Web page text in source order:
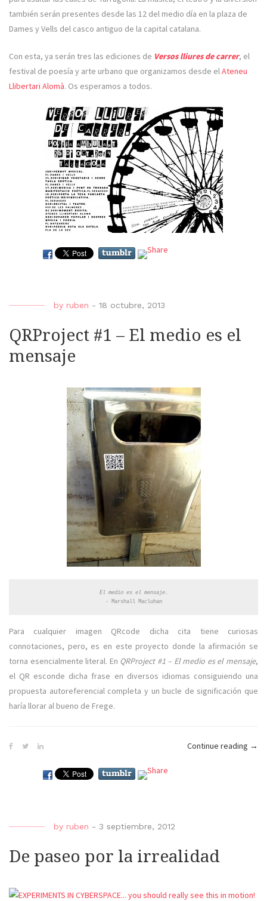
también serán presentes desde las 12 del medio día en la plaza de
Dames y Vells del casco antiguo de la capital catalana.
Con esta, ya serán tres las ediciones de Versos lliures de carrer, el
festival de poesía y arte urbano que organizamos desde elAteneu
Llibertari Alomà. Os esperamos a todos.
by ruben - 18 octubre, 2013
QRProject #1 – El medio es el
mensaje
El medio es el mensaje.
- Marshall Macluhan
Para cualquier imagen QRcode dicha cita tiene curiosas
connotaciones, pero, es en este proyecto donde la afirmación se
torna esencialmente literal. En QRProject #1 – El medio es el mensaje,
el QR esconde dicha frase en diversos idiomas consiguiendo una
propuesta autoreferencial completa y un bucle de significación que
haría llorar al bueno de Frege.
Continue reading →
by ruben - 3 septiembre, 2012
De paseo por la irrealidad